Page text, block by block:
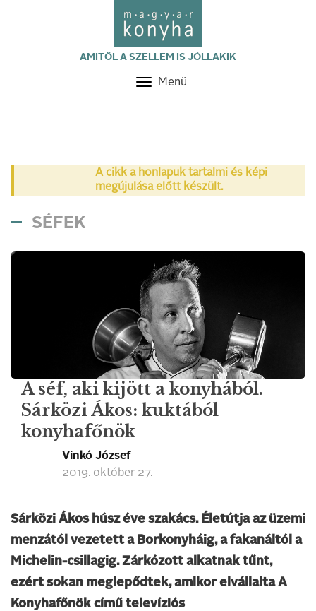
AMITŐL A SZELLEM IS JÓLLAKIK
Toggle
Menü
A cikk a honlapuk tartalmi és képi
megújulása előtt készült.
SÉFEK
A séf, aki kijött a konyhából.
Sárközi Ákos: kuktából
konyhafőnök
Vinkó József
2019. október 27.
Sárközi Ákos húsz éve szakács. Életútja az üzemi
menzától vezetett a Borkonyháig, a fakanáltól a
Michelin-csillagig. Zárkózott alkatnak tűnt,
ezért sokan meglepődtek, amikor elvállalta A
Konyhafőnök című televíziós